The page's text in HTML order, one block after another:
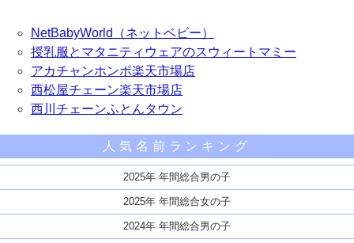
NetBabyWorld（ネットベビー）
授乳服とマタニティウェアのスウィートマミー
アカチャンホンポ楽天市場店
西松屋チェーン楽天市場店
西川チェーンふとんタウン
人気名前ランキング
2025年 年間総合男の子
2025年 年間総合女の子
2024年 年間総合男の子